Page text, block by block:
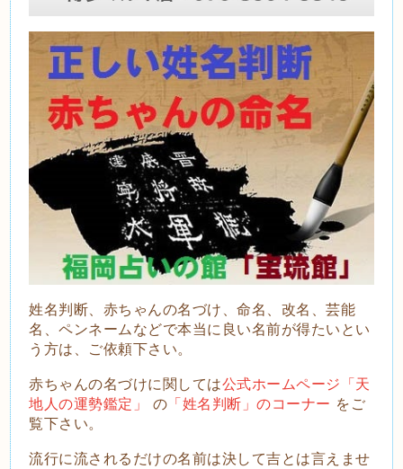
姓名判断、赤ちゃんの名づけ、命名、改名、芸能
名、ペンネームなどで本当に良い名前が得たいとい
う方は、ご依頼下さい。
赤ちゃんの名づけに関しては公式ホームページ「天
地人の運勢鑑定」
の 「姓名判断」のコーナー をご
覧下さい。
流行に流されるだけの名前は決して吉とは言えませ